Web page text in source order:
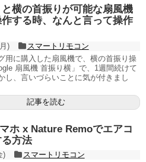
横の首振りが可能な扇風機
する時、なんと言って操作
)
スマートリモコン
用に購入した扇風機で、横の首振り操
扇風機 首振り横」で、1週間続けて
し、言いづらいことに気が付きまし
記事を読む
ホ x Nature Remoでエアコ
方法
)
スマートリモコン